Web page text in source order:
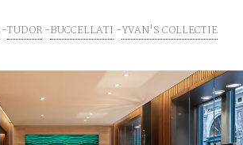
TUDOR BUCCELLATI YVAN'S COLLECTIE